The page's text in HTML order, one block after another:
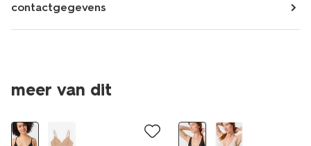
contactgegevens
meer van dit